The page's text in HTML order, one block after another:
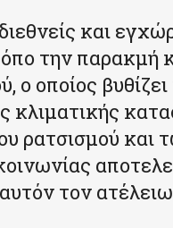
και
την παρακμή
ο οποίος
κλιματικής
ρατσισμού και
τον